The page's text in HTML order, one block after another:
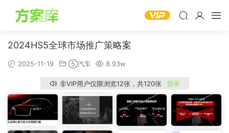
2024HS5全球市场推广策略案
2025-11-19 ⑤汽车 8.93w
非VIP用户仅限浏览12张，共120张 登录